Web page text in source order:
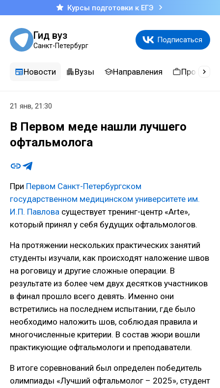
Курсы подготовки к ЕГЭ
Гид вуз
Санкт-Петербург
Подписаться
Новости Вузы Направления
21 янв, 21:30
В Первом меде нашли лучшего
офтальмолога
При Первом Санкт-Петербургском
государственном медицинском университете им.
И.П. Павлова существует тренинг-центр «Arte»,
который принял у себя будущих офтальмологов.
На протяжении нескольких практических занятий
студенты изучали, как происходят наложение швов
на роговицу и другие сложные операции. В
результате из более чем двух десятков участников
в финал прошло всего девять. Именно они
встретились на последнем испытании, где было
необходимо наложить шов, соблюдая правила и
многочисленные критерии. В состав жюри вошли
практикующие офтальмологи и преподаватели.
В итоге соревнований был определен победитель
олимпиады «Лучший офтальмолог – 2025», студент